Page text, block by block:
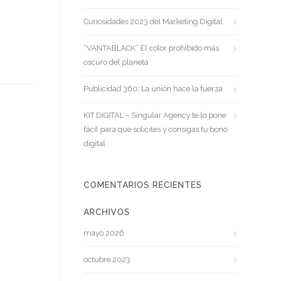
Curiosidades 2023 del Marketing Digital
“VANTABLACK” El color prohibido más
oscuro del planeta
Publicidad 360: La unión hace la fuerza
KIT DIGITAL – Singular Agency te lo pone
fácil para que solicites y consigas tu bono
digital
COMENTARIOS RECIENTES
ARCHIVOS
mayo 2026
octubre 2023